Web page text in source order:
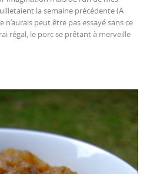
la semaine précédente (A
n’aurais peut être pas essayé sans ce
régal, le porc se prêtant à merveille